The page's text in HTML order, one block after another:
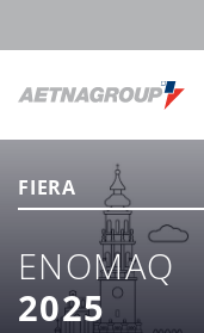
FIERA
ENOMAQ
2025